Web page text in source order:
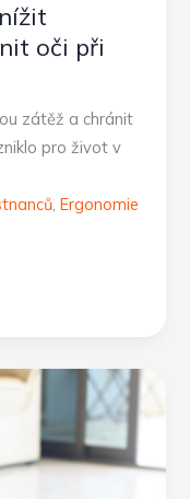
oči při
zátěž a chránit
pro život v
,Ergonomie